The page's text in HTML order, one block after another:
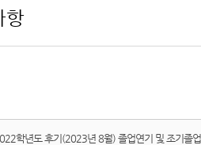
항
학년도 후기(2023년 8월) 졸업연기 및 조기졸